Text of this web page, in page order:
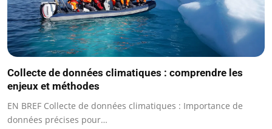
Collecte de données climatiques : comprendre les
enjeux et méthodes
EN BREF Collecte de données climatiques : Importance de
données précises pour…